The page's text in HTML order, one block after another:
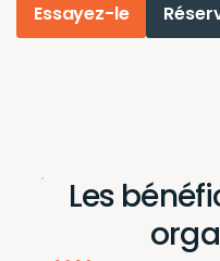
Essayez-le
Les